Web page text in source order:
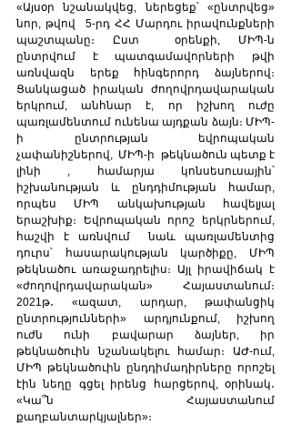
«Այսօր նշանակվեց, ներեցեք՝ «ընտրվեց»
նոր, թվով  5-րդ ՀՀ Մարդու իրավունքների
պաշտպանը։ Ըստ  օրենքի, ՄԻՊ-ն
ընտրվում է պատգամավորների թվի
առնվազն երեք հինգերորդ ձայներով։
Ցանկացած իրական ժողովրդավարական
երկրում, անհնար է, որ իշխող ուժը
պառլամենտում ունենա այդքան ձայն։ ՄԻՊ-
ի ընտրության եվրոպական
չափանիշներով,  ՄԻՊ-ի  թեկնածուն պետք է
լինի , համարյա կոնսեսուսային՝
իշխանության և ընդդիմության համար,
որպես ՄԻՊ անկախության հավելյալ
երաշխիք։ Եվրոպական որոշ երկրներում,
հաշվի է առնվում  նաև պառլամենտից
դուրս՝ հասարակության կարծիքը, ՄԻՊ
թեկնածու առաջադրելիս։ Այլ իրավիճակ է
«ժողովրդավարական» Հայաստանում։
2021թ․ «ազատ, արդար, թափանցիկ
ընտրությունների» արդյունքում, իշխող
ուժն ունի բավարար ձայներ, իր
թեկնածուին նշանակելու համար։ ԱԺ-ում,
ՄԻՊ թեկնածուին ընդդիմադիրները որոշել
էին նեղը գցել իրենց հարցերով, օրինակ․
«Կա՞ն Հայաստանում
քաղբանտարկյալներ»։